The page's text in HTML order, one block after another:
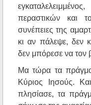
περαστικών και
συνέπειες της
κι αν πάλεψε, δεν
δεν μπόρεσε να τον
Μα τώρα τα
Κύριος Ιησούς.
πλησίασε, τα